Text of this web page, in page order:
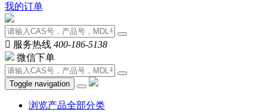
我的订单
 服务热线 400-186-5138
微信下单
Toggle navigation
浏览产品全部分类